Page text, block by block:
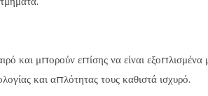
και μπορούν επίσης να είναι
και απλότητας τους καθιστά ισχυρό.